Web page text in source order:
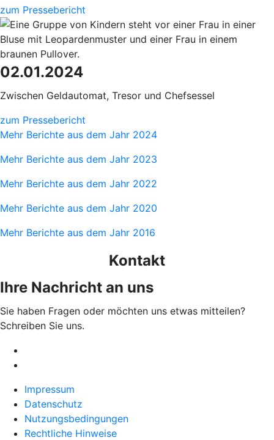
zum Pressebericht
02.01.2024
Zwischen Geldautomat, Tresor und Chefsessel
zum Pressebericht
Mehr Berichte aus dem Jahr 2024
Mehr Berichte aus dem Jahr 2023
Mehr Berichte aus dem Jahr 2022
Mehr Berichte aus dem Jahr 2020
Mehr Berichte aus dem Jahr 2016
Kontakt
Ihre Nachricht an uns
Sie haben Fragen oder möchten uns etwas mitteilen?
Schreiben Sie uns.
Impressum
Datenschutz
Nutzungsbedingungen
Rechtliche Hinweise